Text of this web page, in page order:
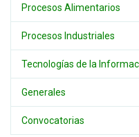
Procesos Alimentarios
Procesos Industriales
Tecnologías de la
Generales
Convocatorias